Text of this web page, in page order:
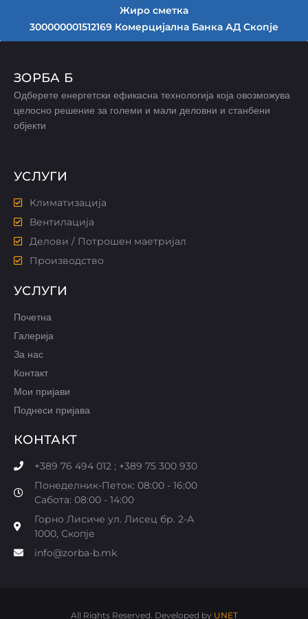
Жиро сметка
300000001512169 Комерцијална Банка АД Скопје
ЗОРБА Б
Одберете енергетски ефикасна технологија која овозможува
целосно решение за големи и мали деловни и станбени
објекти
УСЛУГИ
Климатизација
Вентилација
Делови / Потрошен маетријал
Производство
УСЛУГИ
Почетна
Галерија
За нас
Контакт
Мои пријави
Поднеси пријава
КОНТАКТ
+389 76 494 012 ; +389 75 300 930
Понеделник-Петок: 08:00 - 16:00
Сабота: 08:00 - 14:00
Горно Лисиче ул. Лисец бр. 2-А
1000, Скопје
info@zorba-b.mk
All Rights Reserved. Developed by UNET